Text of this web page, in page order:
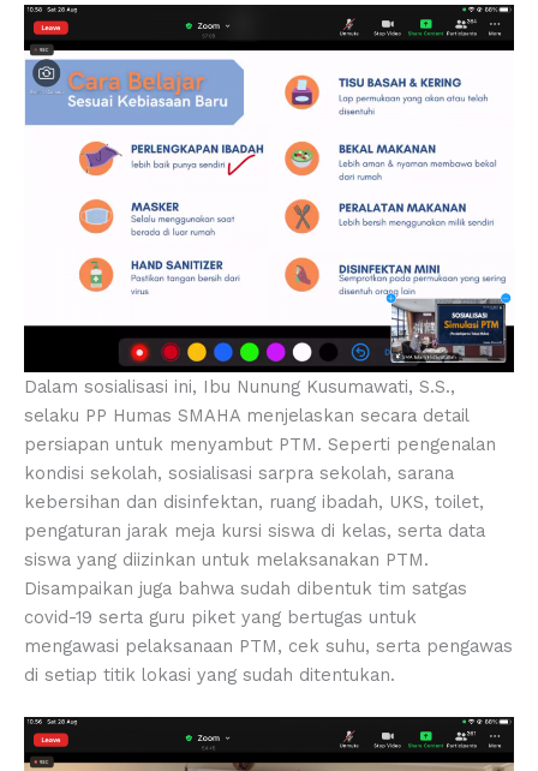
Dalam sosialisasi ini, Ibu Nunung Kusumawati, S.S.,
selaku PP Humas SMAHA menjelaskan secara detail
persiapan untuk menyambut PTM. Seperti pengenalan
kondisi sekolah, sosialisasi sarpra sekolah, sarana
kebersihan dan disinfektan, ruang ibadah, UKS, toilet,
pengaturan jarak meja kursi siswa di kelas, serta data
siswa yang diizinkan untuk melaksanakan PTM.
Disampaikan juga bahwa sudah dibentuk tim satgas
covid-19 serta guru piket yang bertugas untuk
mengawasi pelaksanaan PTM, cek suhu, serta pengawas
di setiap titik lokasi yang sudah ditentukan.